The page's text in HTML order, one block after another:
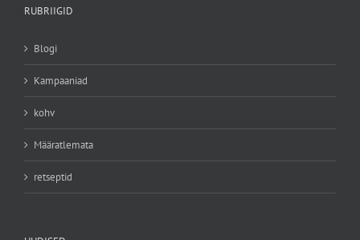
RUBRIIGID
Blogi
Kampaaniad
kohv
Määratlemata
retseptid